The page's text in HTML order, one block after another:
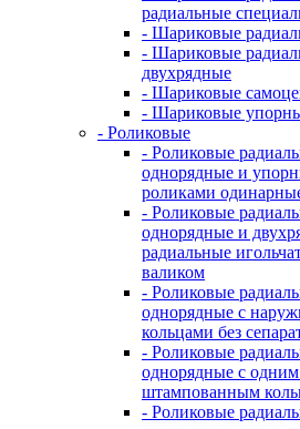
радиальные
- Шариковые
- Шариковые
двухрядные
- Шариковые
- Шариковые
- Роликовые
- Роликовые
однорядные и
роликами
- Роликовые
однорядные и
радиальные
валиком
- Роликовые
однорядные с
кольцами без
- Роликовые
однорядные с
штампованным
- Роликовые